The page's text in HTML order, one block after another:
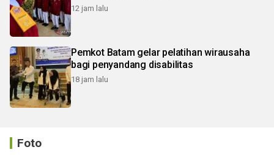
12 jam lalu
Pemkot Batam gelar pelatihan wirausaha
bagi penyandang disabilitas
18 jam lalu
Foto